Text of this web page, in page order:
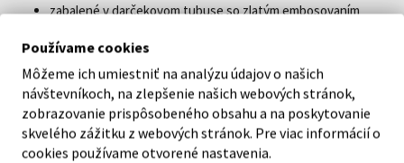
zabalené v darčekovom tubuse so zlatým embosovaním
O ZNAČKE
Používame cookies
Môžeme ich umiestniť na analýzu údajov o našich
návštevníkoch, na zlepšenie našich webových stránok,
zobrazovanie prispôsobeného obsahu a na poskytovanie
skvelého zážitku z webových stránok. Pre viac informácií o
cookies používame otvorené nastavenia.